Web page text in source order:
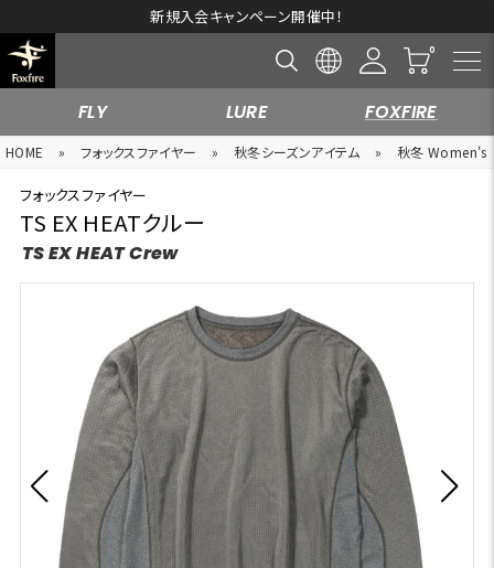
新規入会キャンペーン開催中！
FLY LURE FOXFIRE
HOME » フォックスファイヤー » 秋冬シーズンアイテム » 秋冬 Women's
フォックスファイヤー
TS EX HEATクルー
TS EX HEAT Crew